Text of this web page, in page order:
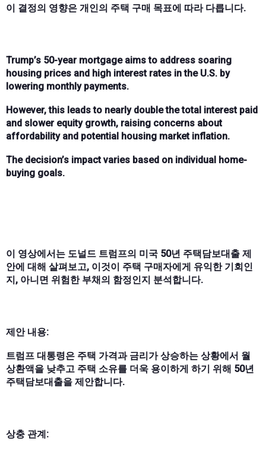
이 결정의 영향은 개인의 주택 구매 목표에 따라 다릅니다.
Trump’s 50-year mortgage aims to address soaring
housing prices and high interest rates in the U.S. by
lowering monthly payments.
However, this leads to nearly double the total interest paid
and slower equity growth, raising concerns about
affordability and potential housing market inflation.
The decision’s impact varies based on individual home-
buying goals.
이 영상에서는 도널드 트럼프의 미국 50년 주택담보대출 제
안에 대해 살펴보고, 이것이 주택 구매자에게 유익한 기회인
지, 아니면 위험한 부채의 함정인지 분석합니다.
제안 내용:
트럼프 대통령은 주택 가격과 금리가 상승하는 상황에서 월
상환액을 낮추고 주택 소유를 더욱 용이하게 하기 위해 50년
주택담보대출을 제안합니다.
상충 관계: